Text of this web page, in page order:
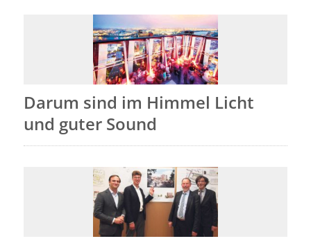
Darum sind im Himmel Licht
und guter Sound